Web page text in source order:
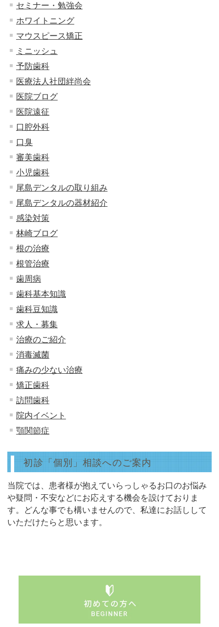
セミナー・勉強会
ホワイトニング
マウスピース矯正
ミニッシュ
予防歯科
医療法人社団絆尚会
医院ブログ
医院遠征
口腔外科
口臭
審美歯科
小児歯科
尾島デンタルの取り組み
尾島デンタルの器材紹介
感染対策
林崎ブログ
根の治療
根管治療
歯周病
歯科基本知識
歯科豆知識
求人・募集
治療のご紹介
消毒滅菌
痛みの少ない治療
矯正歯科
訪問歯科
院内イベント
顎関節症
初診「個別」相談へのご案内
当院では、患者様が抱えていらっしゃるお口のお悩み
や疑問・不安などにお応えする機会を設けておりま
す。どんな事でも構いませんので、私達にお話しして
いただけたらと思います。